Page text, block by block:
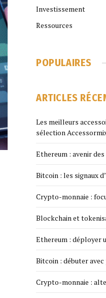
Investissement
Ressources
POPULAIRES
ARTICLES
Les meilleurs
sélection
Ethereum : avenir
Bitcoin : les signaux
Crypto-monnaie :
Blockchain et
Ethereum : déployer
Bitcoin : débuter
Crypto-monnaie :